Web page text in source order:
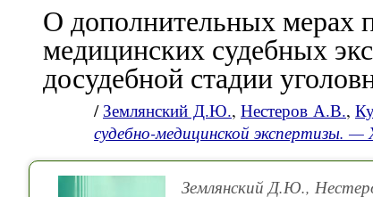
О дополнительных мерах
медицинских судебных
досудебной стадии
/ Землянский Д.Ю., Нестеров А.В.,
судебно-медицинской экспертизы.
Землянский Д.Ю.,